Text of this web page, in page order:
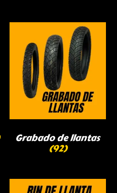
Grabado de llantas
(92)